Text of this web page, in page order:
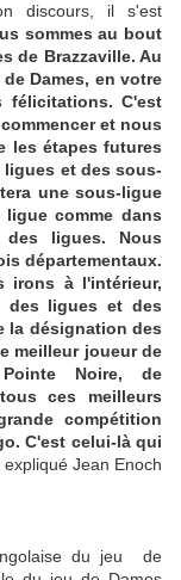
discours, il s'est
sommes au bout
de Brazzaville. Au
Dames, en votre
félicitations. C'est
et nous
les étapes futures
et des sous-
une sous-ligue
comme dans
ligues. Nous
départementaux.
irons à l'intérieur,
des ligues et des
la désignation des
meilleur joueur de
Noire, de
ces meilleurs
compétition
C'est celui-là qui
expliqué Jean Enoch
du jeu de